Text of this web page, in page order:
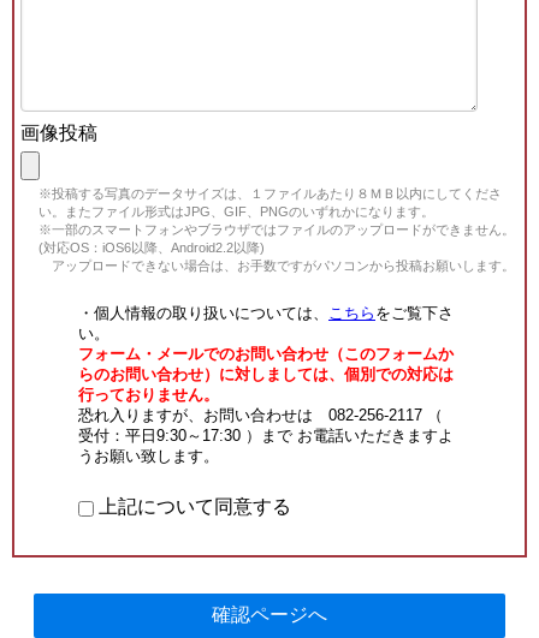
画像投稿
※投稿する写真のデータサイズは、１ファイルあたり８ＭＢ以内にしてくださ
い。またファイル形式はJPG、GIF、PNGのいずれかになります。
※一部のスマートフォンやブラウザではファイルのアップロードができません。
(対応OS：iOS6以降、Android2.2以降)
アップロードできない場合は、お手数ですがパソコンから投稿お願いします。
・個人情報の取り扱いについては、 こちら をご覧下さ
い。
フォーム・メールでのお問い合わせ（このフォームか
らのお問い合わせ）に対しましては、個別での対応は
行っておりません。
恐れ入りますが、お問い合わせは 082-256-2117 （
受付：平日9:30～17:30 ）まで お電話いただきますよ
うお願い致します。
上記について同意する
確認ページへ